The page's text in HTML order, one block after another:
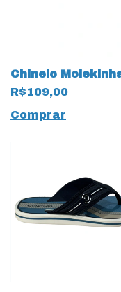
Chinelo
R$109,00
Comprar